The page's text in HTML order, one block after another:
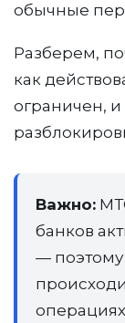
обычные
Разберем,
как
ограничен,
Важно:
банков
— поэтому